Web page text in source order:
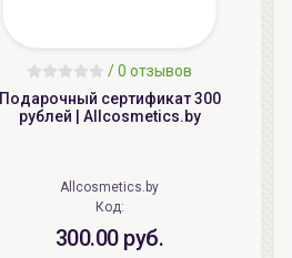
/0 отзывов
Подарочный сертификат 300
рублей | Allcosmetics.by
Allcosmetics.by
Код:
300.00 руб.